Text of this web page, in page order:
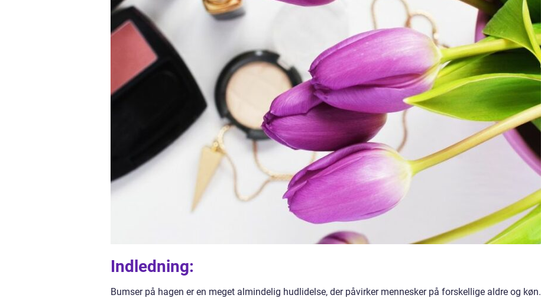
Indledning:
Bumser på hagen er en meget almindelig hudlidelse, der påvirker mennesker på forskellige aldre og køn.